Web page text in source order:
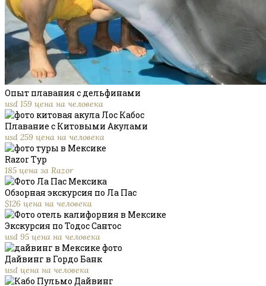
Опыт плавания с дельфинами
usd 159 цена на человека
Плавание с Китовыми Акулами
usd 259 цена на человека
Razor Тур
185 цена за Razor
Обзорная экскурсия по Ла Пас
$126 цена на человека
Экскурсия по Тодос Сантос
usd 95 цена на человека
Дайвинг в Гордо Банк
usd цена на человека